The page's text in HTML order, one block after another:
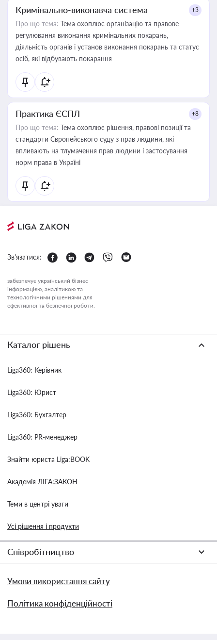
Кримінально-виконавча система +3
Про що тема: Тема охоплює організацію та правове
регулювання виконання кримінальних покарань,
діяльність органів і установ виконання покарань та статус
осіб, які відбувають покарання
Практика ЄСПЛ +8
Про що тема: Тема охоплює рішення, правові позиції та
стандарти Європейського суду з прав людини, які
впливають на тлумачення прав людини і застосування
норм права в Україні
Зв'язатися:
забезпечує український бізнес
інформацією, аналітикою та
технологічними рішеннями для
ефективної та безпечної роботи.
Каталог рішень
Liga360: Керівник
Liga360: Юрист
Liga360: Бухгалтер
Liga360: PR-менеджер
Знайти юриста Liga:BOOK
Академія ЛІГА:ЗАКОН
Теми в центрі уваги
Усі рішення і продукти
Співробітництво
Умови використання сайту
Політика конфіденційності